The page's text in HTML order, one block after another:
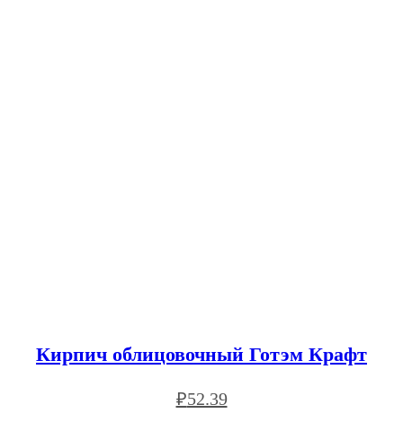
Кирпич облицовочный Готэм Крафт
₽52.39